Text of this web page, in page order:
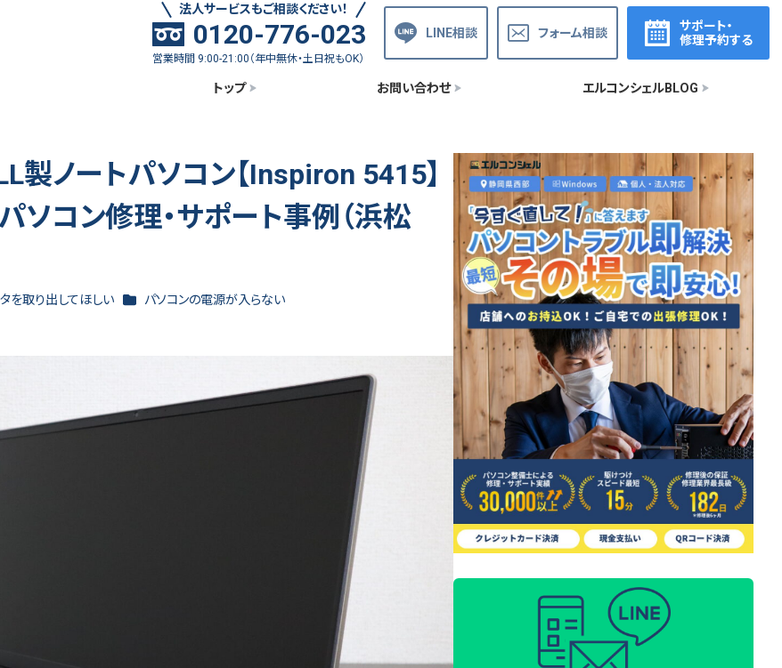
法人サービスもご相談ください！
0120-776-023
営業時間 9:00-21:00（年中無休・土日祝もOK）
LINE相談 フォーム相談
サポート・
修理予約する
トップ お問い合わせ エルコンシェルBLOG
製ノートパソコン【Inspiron 5415】
ソコン修理・サポート事例（浜松
を取り出してほしい カテゴリー
パソコンの電源が入らない